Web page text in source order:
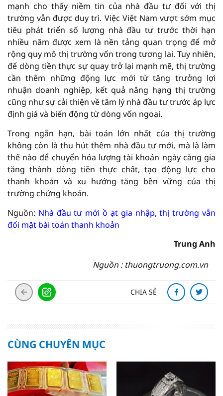
mạnh cho thấy niềm tin của nhà đầu tư đối với thị
trường vẫn được duy trì. Việc Việt Nam vượt sớm mục
tiêu phát triển số lượng nhà đầu tư trước thời hạn
nhiều năm được xem là nền tảng quan trọng để mở
rộng quy mô thị trường vốn trong tương lai. Tuy nhiên,
để dòng tiền thực sự quay trở lại mạnh mẽ, thị trường
cần thêm những động lực mới từ tăng trưởng lợi
nhuận doanh nghiệp, kết quả nâng hạng thị trường
cũng như sự cải thiện về tâm lý nhà đầu tư trước áp lực
định giá và biến động từ dòng vốn ngoại.
Trong ngắn hạn, bài toán lớn nhất của thị trường
không còn là thu hút thêm nhà đầu tư mới, mà là làm
thế nào để chuyển hóa lượng tài khoản ngày càng gia
tăng thành dòng tiền thực chất, tạo động lực cho
thanh khoản và xu hướng tăng bền vững của thị
trường chứng khoán.
Nguồn: Nhà đầu tư mới ồ ạt gia nhập, thị trường vẫn
đối mặt bài toán thanh khoản
Trung Anh
Nguồn : thuongtruong.com.vn
CHIA SẺ
CÙNG CHUYÊN MỤC